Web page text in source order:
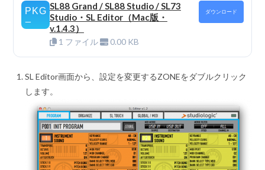
SL88 Grand / SL88 Studio / SL73
Studio・SL Editor（Mac版・
v.1.4.3）
1 ファイル 0.00 KB
ダウンロード
SL Editor画面から、設定を変更するZONEをダブルクリック
します。